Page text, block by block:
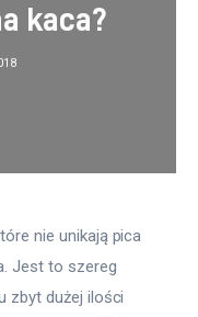
kaca?
nie unikają pica
Jest to szereg
zbyt dużej ilości